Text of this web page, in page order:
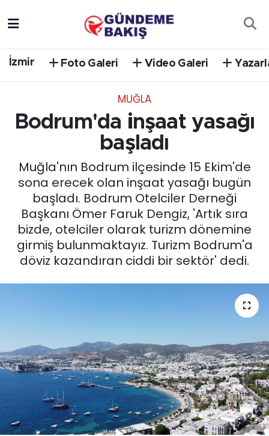
İzmir Foto Galeri Video Galeri
MUĞLA
Bodrum'da inşaat yasağı
başladı
Muğla'nın Bodrum ilçesinde 15 Ekim'de
sona erecek olan inşaat yasağı bugün
başladı. Bodrum Otelciler Derneği
Başkanı Ömer Faruk Dengiz, 'Artık sıra
bizde, otelciler olarak turizm dönemine
girmiş bulunmaktayız. Turizm Bodrum'a
döviz kazandıran ciddi bir sektör' dedi.
EĞİTİM
EKONOMİ
English News
GÜNCEL
POLİTİKA
SAĞLIK
Siyaset
Süper Lig Puan Durumu ve Fikstür
Tüm Manşetler
Son Dakika Haberleri
Haber Arşivi